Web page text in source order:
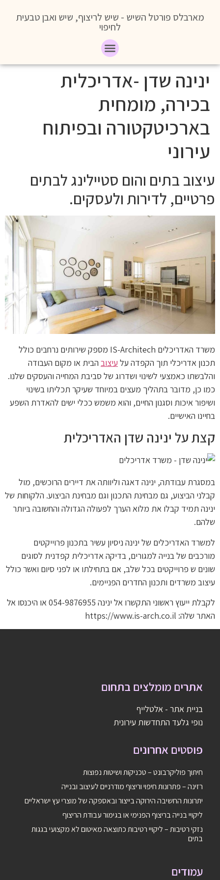
מארבלס פורטל השיש - שיש לריצוף, שיש ואבן טבעית
לחיפוי
ינינה שדן -אדריכלית
בכירה, מומחית
בארכיטקטורה ובפיתוח
עירוני
עיצוב בתים והום סטיילינג לבתים
פרטיים, לדירות ולעסקים.
משרד האדריכלים IS-Architech מספק שירותים נרחבים כולל
תכנון אדריכלי תוך הקפדה על עיצוב הבית או מקום העבודה
והלבשתו כאמצעי לשינוי ושדרוג של סביבת המחייה והעסקים שלנו.
כמו כן, מדובר בתהליך מעצים במיוחד שעיקר תכליתו בשינוי
ושיפור איכות וסגנון החיים, והוא משמש ככלי ישים להאדרת השפע
בחיינו האישיים.
קצת על ינינה שדן האדריכלית
במסגרת עבודתה, ינינה דאגה וליוותה את דיירים הרוכשים, מול
קבלני הביצוע, גם מבחינת התכנון וגם מבחינת הביצוע. הלקוחות של
ינינה תמיד קבלו את מלוא הערך לפעולה הגדולה והחשובה ביותר
שלהם.
למשרד האדריכלים של ינינה ניסיון עשיר בתכנון פרוייקטים
מורכבים של בנייה למגורים, בדיקה אדריכלית קפדנית לסוגים
שונים ש פרוייקטים בכל שלב, אם בתחילתו או לפני סיום ואשר כולל
עיצוב משרדים ותכנון החדרים הפניימים.
לקבלת ייעוץ ראשוני התקשרו אל ינינה 054-9876955 או היכנסו אל
האתר שלה: https://www.is-arch.co.il
אתרים מומלצים בתחום
בניית אתר - אלטלייף
נופי גלעד התחדשות עירונית
פוסטים אחרונים
חיתוך פוליקרבונט – טכניקות ושיטות נפוצות
רזינה – פתרונות חיפוי וריצוף מודרניים לעיצוב ובנייה
יתרונות החשיבה הירוקה בייצור ובאספקה של מוצרי עץ ישראליים
ליקויי בנייה בריצוף הפנימי או בגימור עבודת הריצוף
נזקי רטיבות – ליקויי רטיבות כתוצאה מאיטום לא מקצועי בגגות
בתים
עמודים